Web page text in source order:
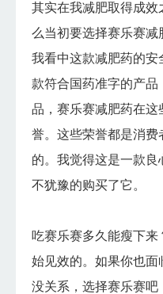
其实在我减肥取得成
么当初要选择赛乐赛减
我看中这款减肥药的安
款符合国药准字的产
品，赛乐赛减肥药在
誉。这些荣誉都是消费
的。我觉得这是一款
不犹豫的购买了它。
吃赛乐赛多久能瘦下
始见效的。如果你也面
没关系，选择赛乐赛吧